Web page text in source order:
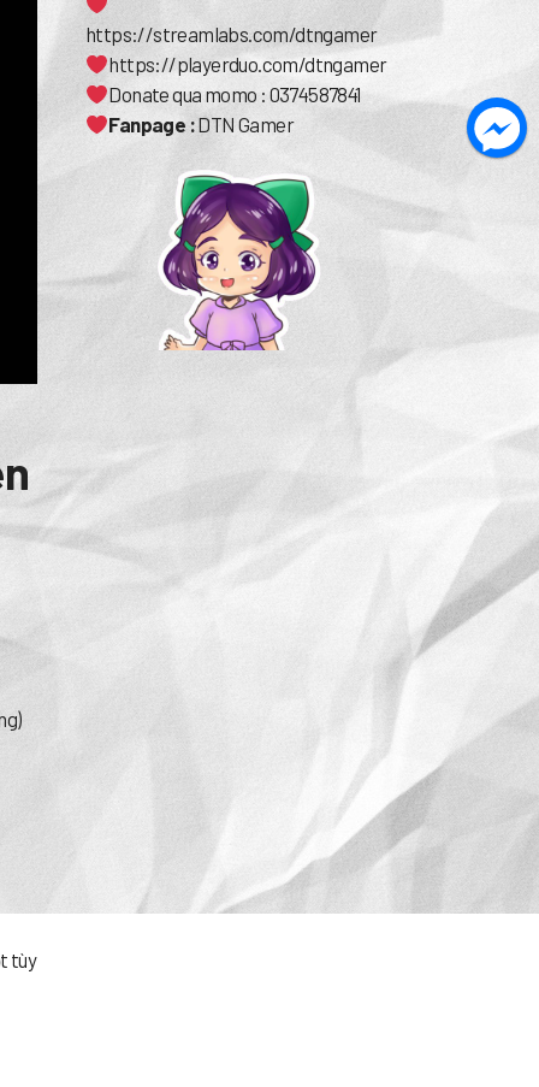
tùy
https://streamlabs.com/dtngamer
https://playerduo.com/dtngamer
Donate qua momo : 0374587841
Fanpage :DTN Gamer